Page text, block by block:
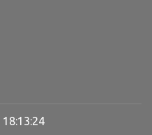
18:13:25